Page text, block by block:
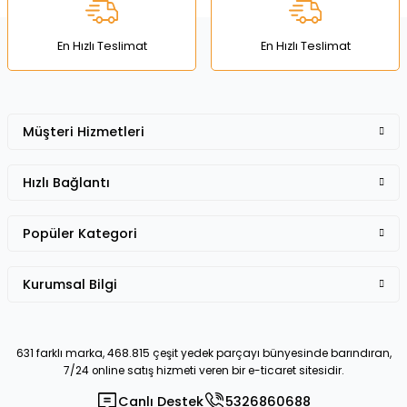
Bu ürüne benzer farklı alternatifler olmalı.
En Hızlı Teslimat En Hızlı Teslimat
631 farklı marka, 468.815 çeşit yedek parçayı bünyesinde barındıran,
7/24 online satış hizmeti veren bir e-ticaret sitesidir.
Canlı Destek 5326860688
Müşteri Hizmetleri
Hızlı Bağlantı
Popüler Kategori
Kurumsal Bilgi